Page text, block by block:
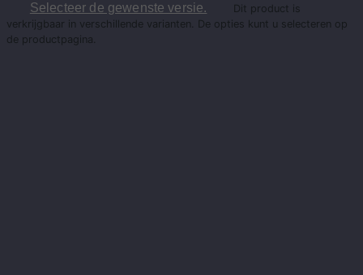
Selecteer de gewenste versie.
Dit product is
verkrijgbaar in verschillende varianten. De opties kunt u selecteren op
de productpagina.